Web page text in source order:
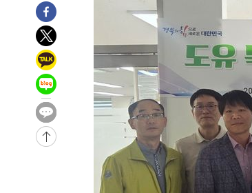
4분 전 >'여긴 20도, 저긴 50도'…열화상 카메라로 본 폭
13분 전 >
콜롬비아 신임 우파 대통령 취임 하루만에 차량
2시간 전 >
튀르키예 외무장관, "메카 3국 방위협정은 이
2시간 전 >
이군이 불법 군시설 건설한 레바논 남부에서
3시간 전 >
[속보]美중부 사령관, 이스라엘 긴급방문 다중
4시간 전 >
美 국방부, 켄달 전 공군장관 보안허가 취소…“
론 누출”
4시간 전 >
‘축구의 신’ 아르헨티나 축구 선수 메시의 부친
-31644초 전 >
AT마드리드 데뷔 앞둔 이강인, 맨시티전
[속보]與 강원·TK 당원투표 합산 김민
與 강원·TK 당원투표 합산 김민석